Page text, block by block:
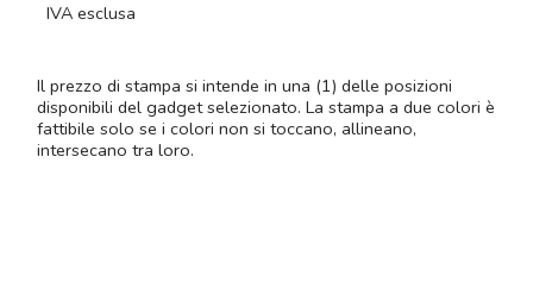
IVA esclusa
Il prezzo di stampa si intende in una (1) delle posizioni
disponibili del gadget selezionato. La stampa a due colori è
fattibile solo se i colori non si toccano, allineano,
intersecano tra loro.